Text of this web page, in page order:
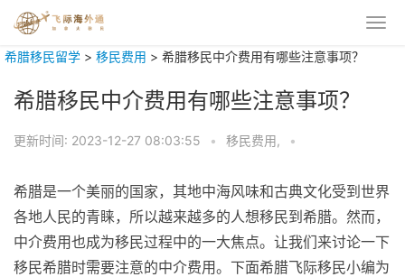
希腊移民留学 > 移民费用 > 希腊移民中介费用有哪些注意事项？
希腊移民中介费用有哪些注意事项？
更新时间: 2023-12-27 08:03:55 • 移民费用, •
希腊是一个美丽的国家，其地中海风味和古典文化受到世界
各地人民的青睐，所以越来越多的人想移民到希腊。然而，
中介费用也成为移民过程中的一大焦点。让我们来讨论一下
移民希腊时需要注意的中介费用。下面希腊飞际移民小编为